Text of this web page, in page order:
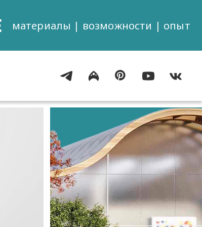
материалы | возможности | опыт